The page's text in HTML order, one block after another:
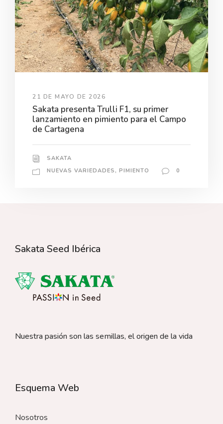
21 DE MAYO DE 2026
Sakata presenta Trulli F1, su primer
lanzamiento en pimiento para el Campo
de Cartagena
SAKATA
NUEVAS VARIEDADES , PIMIENTO 0
Sakata Seed Ibérica
Nuestra pasión son las semillas, el origen de la vida
Esquema Web
Nosotros